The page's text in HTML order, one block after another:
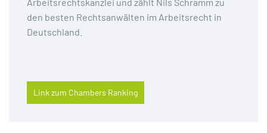
den besten Rechtsanwälten im Arbeitsrecht in
Deutschland.
Link zum Chambers Ranking